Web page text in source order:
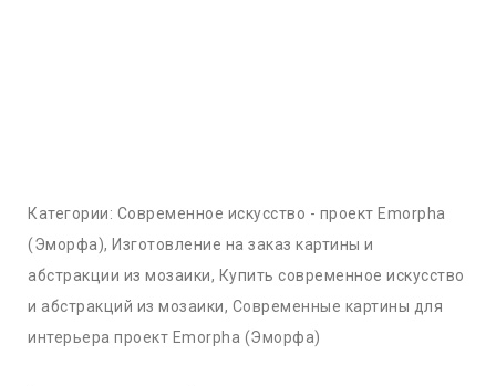
Категории: Cовременное искусство - проект Emorpha
(Эморфа), Изготовление на заказ картины и
абстракции из мозаики, Купить современное искусство
и абстракций из мозаики, Современные картины для
интерьера проект Emorpha (Эморфа)